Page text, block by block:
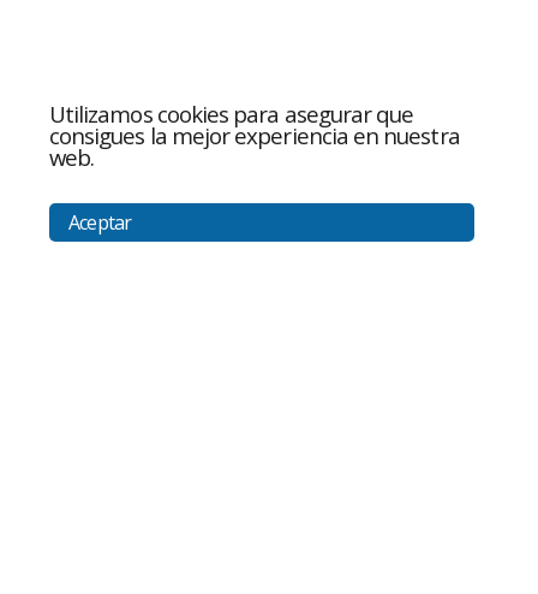
Utilizamos cookies para asegurar que
consigues la mejor experiencia en nuestra
web.
Aceptar